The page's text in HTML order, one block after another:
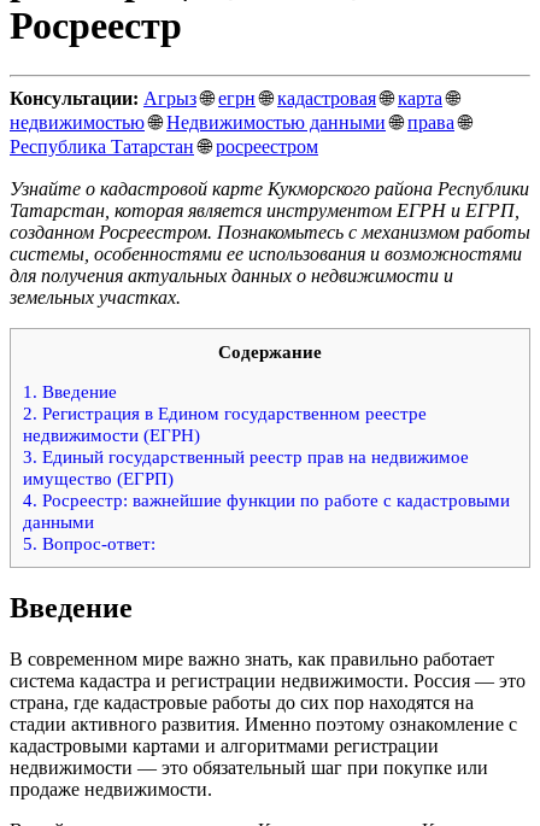
Росреестр
Консультации: Агрыз🌐егрн🌐кадастровая🌐карта🌐
недвижимостью🌐Недвижимостью данными🌐права🌐
Республика Татарстан🌐росреестром
Узнайте о кадастровой карте Кукморского района Республики
Татарстан, которая является инструментом ЕГРН и ЕГРП,
созданном Росреестром. Познакомьтесь с механизмом работы
системы, особенностями ее использования и возможностями
для получения актуальных данных о недвижимости и
земельных участках.
Содержание
1. Введение
2. Регистрация в Едином государственном реестре
недвижимости (ЕГРН)
3. Единый государственный реестр прав на недвижимое
имущество (ЕГРП)
4. Росреестр: важнейшие функции по работе с кадастровыми
данными
5. Вопрос-ответ:
Введение
В современном мире важно знать, как правильно работает
система кадастра и регистрации недвижимости. Россия — это
страна, где кадастровые работы до сих пор находятся на
стадии активного развития. Именно поэтому ознакомление с
кадастровыми картами и алгоритмами регистрации
недвижимости — это обязательный шаг при покупке или
продаже недвижимости.